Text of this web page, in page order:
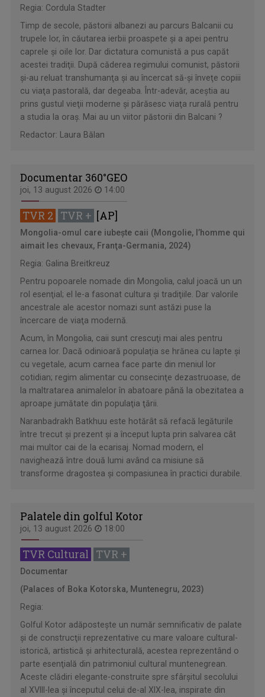
Regia: Cordula Stadter
Timp de secole, păstorii albanezi au parcurs Balcanii cu
trupele lor, în căutarea ierbii proaspete şi a apei pentru
caprele şi oile lor. Dar dictatura comunistă a pus capăt
acestei tradiţii. După căderea regimului comunist, păstorii
şi-au reluat transhumanţa şi au încercat să-şi înveţe copiii
cu viaţa pastorală, dar degeaba. Într-adevăr, aceştia au
prins gustul vieţii moderne şi părăsesc viaţa rurală pentru
a studia la oraş. Mai au un viitor păstorii din Balcani ?
Redactor: Laura Bălan
Documentar 360°GEO
joi, 13 august 2026 14:00
TVR 2 TVR + [AP]
Mongolia-omul care iubeşte caii (Mongolie, l’homme qui
aimait les chevaux, Franţa-Germania, 2024)
Regia: Galina Breitkreuz
Pentru popoarele nomade din Mongolia, calul joacă un un
rol esenţial; el le-a fasonat cultura şi tradiţiile. Dar valorile
ancestrale ale acestor nomazi sunt astăzi puse la
încercare de viaţa modernă.
Acum, în Mongolia, caii sunt crescuţi mai ales pentru
carnea lor. Dacă odinioară populaţia se hrănea cu lapte şi
cu vegetale, acum carnea face parte din meniul lor
cotidian; regim alimentar cu consecinţe dezastruoase, de
la maltratarea animalelor în abatoare până la obezitatea a
aproape jumătate din populaţia ţării.
Naranbadrakh Batkhuu este hotărât să refacă legăturile
între trecut şi prezent şi a început lupta prin salvarea cât
mai multor cai de la ecarisaj. Nomad modern, el
navighează între două lumi având ca misiune să
transforme dragostea şi compasiunea în practici durabile.
Palatele din golful Kotor
joi, 13 august 2026 18:00
TVR Cultural TVR +
Documentar
(Palaces of Boka Kotorska, Muntenegru, 2023)
Regia:
Golful Kotor adăposteşte un număr semnificativ de palate
şi de construcţii reprezentative cu mare valoare cultural-
istorică, artistică şi arhitecturală, acestea reprezentând o
parte esenţială din patrimoniul cultural muntenegrean.
Aceste clădiri elegante-construite spre sfârşitul secolului
al XVIII-lea şi începutul celui de-al XIX-lea, inspirate din